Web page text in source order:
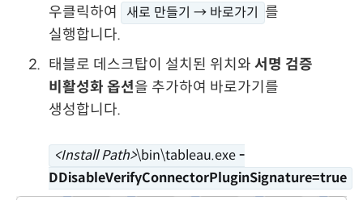
우클릭하여
새로 만들기 → 바로가기
를
실행합니다.
태블로 데스크탑이 설치된 위치와 서명 검증
비활성화 옵션을 추가하여 바로가기를
생성합니다.
<Install Path>\bin\tableau.exe-
DDisableVerifyConnectorPluginSignature=true